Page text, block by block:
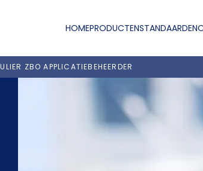
HOMEPRODUCTENSTANDAARDEN
ZBO APPLICATIEBEHEERDER